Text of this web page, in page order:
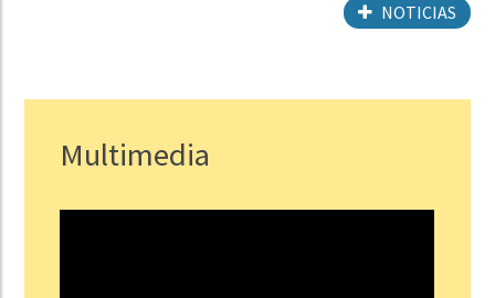
NOTICIAS
Multimedia